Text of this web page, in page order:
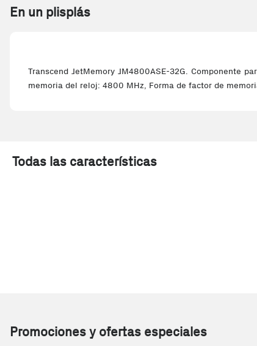
En un plisplás
Transcend JetMemory JM4800ASE-32G. Componente
memoria del reloj: 4800 MHz, Forma de factor de
Todas las características
Promociones y ofertas especiales